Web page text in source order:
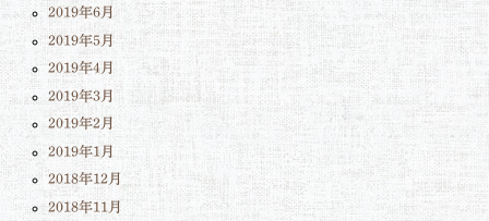
2019年6月
2019年5月
2019年4月
2019年3月
2019年2月
2019年1月
2018年12月
2018年11月